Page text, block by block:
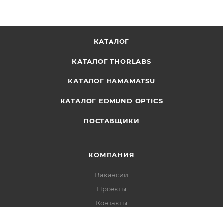
КАТАЛОГ
КАТАЛОГ THORLABS
КАТАЛОГ HAMAMATSU
КАТАЛОГ EDMUND OPTICS
ПОСТАВЩИКИ
КОМПАНИЯ
Вакансии
Проекты
Контакты